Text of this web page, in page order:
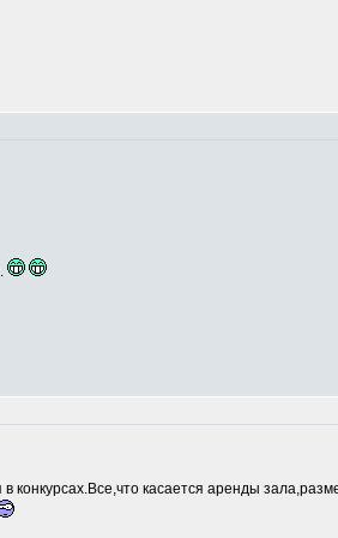
конкурсах.Все,что касается аренды